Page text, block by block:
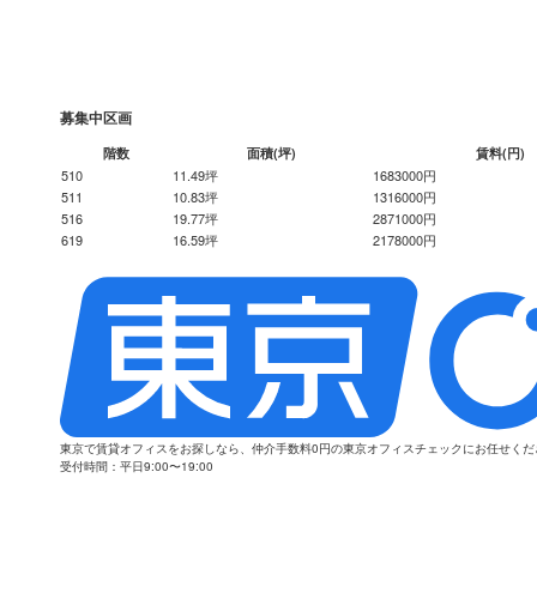
募集中区画
階数 面積(坪) 賃料(円)
510 11.49坪
1683000円
511
10.83坪
1316000円
516
19.77坪
2871000円
619
16.59坪 2178000円
東京で賃貸オフィスをお探しなら、仲介手数料0円の東京オフィスチェックにお任せく
受付時間：平日9:00〜19:00